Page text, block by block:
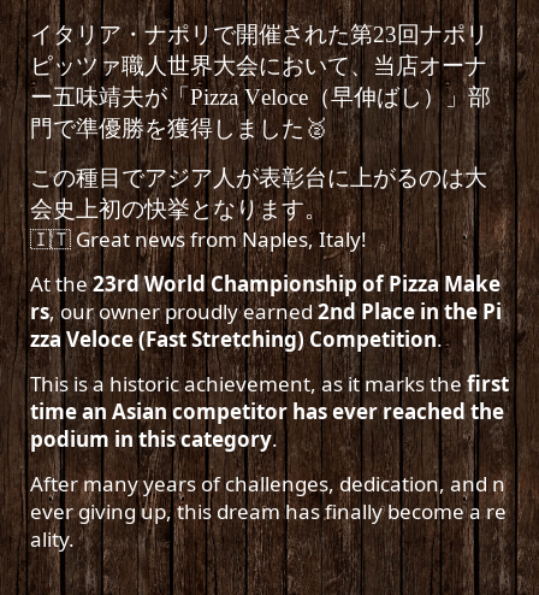
イタリア・ナポリで開催された第23回ナポリ
ピッツァ職人世界大会において、当店オーナ
ー五味靖夫が「Pizza Veloce（早伸ばし）」部
門で準優勝を獲得しました🥈
この種目でアジア人が表彰台に上がるのは大
会史上初の快挙となります。
🇮🇹 Great news from Naples, Italy!
At the23rd World Championship of Pizza Make
rs, our owner proudly earned2nd Place in the Pi
zza Veloce (Fast Stretching) Competition.
This is a historic achievement, as it marks thefirst
time an Asian competitor has ever reached the
podium in this category.
After many years of challenges, dedication, and n
ever giving up, this dream has finally become a re
ality.